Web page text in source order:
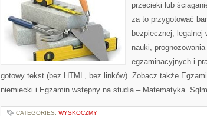
przecieki lub
za to przygotować
bezpiecznej,
nauki,
egzaminacyjnych i
gotowy tekst (bez HTML, bez linków). Zobacz także
niemiecki i Egzamin wstępny na studia – Matematyka.
CATEGORIES: WYSKOCZMY